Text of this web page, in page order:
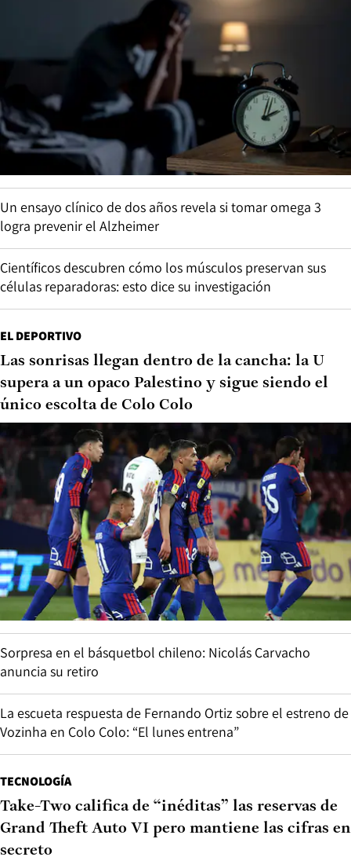
Un ensayo clínico de dos años revela si tomar omega 3
logra prevenir el Alzheimer
Científicos descubren cómo los músculos preservan sus
células reparadoras: esto dice su investigación
EL DEPORTIVO
Las sonrisas llegan dentro de la cancha: la U
supera a un opaco Palestino y sigue siendo el
único escolta de Colo Colo
Sorpresa en el básquetbol chileno: Nicolás Carvacho
anuncia su retiro
La escueta respuesta de Fernando Ortiz sobre el estreno de
Vozinha en Colo Colo: “El lunes entrena”
TECNOLOGÍA
Take-Two califica de “inéditas” las reservas de
Grand Theft Auto VI pero mantiene las cifras en
secreto